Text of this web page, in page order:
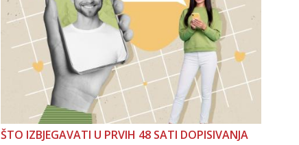
ŠTO IZBJEGAVATI U PRVIH 48 SATI DOPISIVANJA